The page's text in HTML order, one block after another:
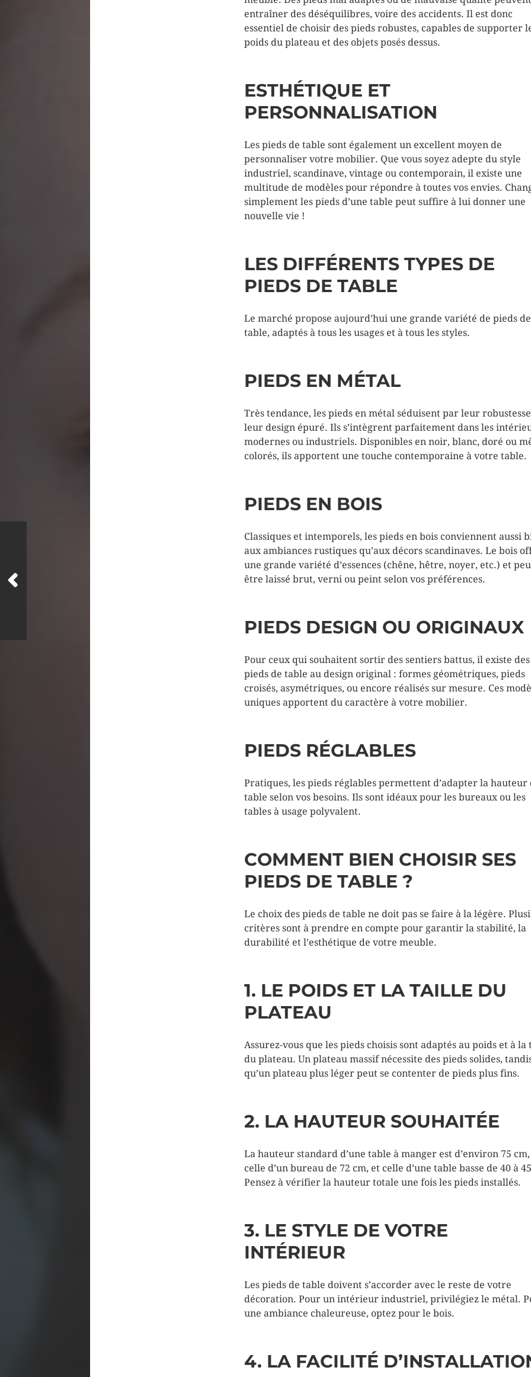
entraîner des déséquilibres, voire des accidents. Il est donc
essentiel de choisir des pieds robustes, capables de supporter
poids du plateau et des objets posés dessus.
ESTHÉTIQUE ET
PERSONNALISATION
Les pieds de table sont également un excellent moyen de
personnaliser votre mobilier. Que vous soyez adepte du style
industriel, scandinave, vintage ou contemporain, il existe une
multitude de modèles pour répondre à toutes vos envies.
simplement les pieds d’une table peut suffire à lui donner une
nouvelle vie !
LES DIFFÉRENTS TYPES DE
PIEDS DE TABLE
Le marché propose aujourd’hui une grande variété de pieds de
table, adaptés à tous les usages et à tous les styles.
PIEDS EN MÉTAL
Très tendance, les pieds en métal séduisent par leur
leur design épuré. Ils s’intègrent parfaitement dans les
modernes ou industriels. Disponibles en noir, blanc, doré ou
colorés, ils apportent une touche contemporaine à votre table.
PIEDS EN BOIS
Classiques et intemporels, les pieds en bois conviennent aussi
aux ambiances rustiques qu’aux décors scandinaves. Le bois
une grande variété d’essences (chêne, hêtre, noyer, etc.) et
être laissé brut, verni ou peint selon vos préférences.
PIEDS DESIGN OU ORIGINAUX
Pour ceux qui souhaitent sortir des sentiers battus, il existe des
pieds de table au design original : formes géométriques, pieds
croisés, asymétriques, ou encore réalisés sur mesure. Ces
uniques apportent du caractère à votre mobilier.
PIEDS RÉGLABLES
Pratiques, les pieds réglables permettent d’adapter la hauteur
table selon vos besoins. Ils sont idéaux pour les bureaux ou les
tables à usage polyvalent.
COMMENT BIEN CHOISIR SES
PIEDS DE TABLE ?
Le choix des pieds de table ne doit pas se faire à la légère.
critères sont à prendre en compte pour garantir la stabilité, la
durabilité et l’esthétique de votre meuble.
1. LE POIDS ET LA TAILLE DU
PLATEAU
Assurez-vous que les pieds choisis sont adaptés au poids et à la
du plateau. Un plateau massif nécessite des pieds solides,
qu’un plateau plus léger peut se contenter de pieds plus fins.
2. LA HAUTEUR SOUHAITÉE
La hauteur standard d’une table à manger est d’environ 75 cm,
celle d’un bureau de 72 cm, et celle d’une table basse de 40 à
Pensez à vérifier la hauteur totale une fois les pieds installés.
3. LE STYLE DE VOTRE
INTÉRIEUR
Les pieds de table doivent s’accorder avec le reste de votre
décoration. Pour un intérieur industriel, privilégiez le métal.
une ambiance chaleureuse, optez pour le bois.
4. LA FACILITÉ